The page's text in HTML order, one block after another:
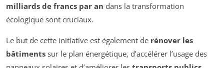
milliards de francs par an dans la transformation
écologique sont cruciaux.
Le but de cette initiative est également de rénover les
bâtiments sur le plan énergétique, d’accélérer l’usage des